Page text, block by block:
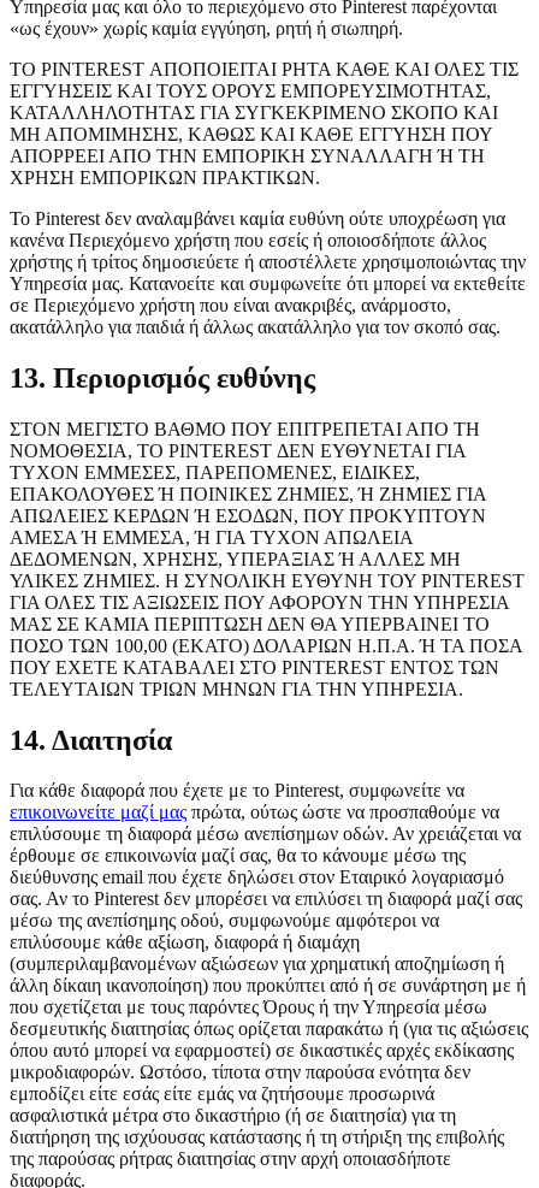
Υπηρεσία μας και όλο το περιεχόμενο στο Pinterest παρέχονται
«ως έχουν» χωρίς καμία εγγύηση, ρητή ή σιωπηρή.
ΤΟ PINTEREST ΑΠΟΠΟΙΕΙΤΑΙ ΡΗΤΑ ΚΑΘΕ ΚΑΙ ΟΛΕΣ ΤΙΣ
ΕΓΓΥΗΣΕΙΣ ΚΑΙ ΤΟΥΣ ΟΡΟΥΣ ΕΜΠΟΡΕΥΣΙΜΟΤΗΤΑΣ,
ΚΑΤΑΛΛΗΛΟΤΗΤΑΣ ΓΙΑ ΣΥΓΚΕΚΡΙΜΕΝΟ ΣΚΟΠΟ ΚΑΙ
ΜΗ ΑΠΟΜΙΜΗΣΗΣ, ΚΑΘΩΣ ΚΑΙ ΚΑΘΕ ΕΓΓΥΗΣΗ ΠΟΥ
ΑΠΟΡΡΕΕΙ ΑΠΟ ΤΗΝ ΕΜΠΟΡΙΚΗ ΣΥΝΑΛΛΑΓΗ Ή ΤΗ
ΧΡΗΣΗ ΕΜΠΟΡΙΚΩΝ ΠΡΑΚΤΙΚΩΝ.
Το Pinterest δεν αναλαμβάνει καμία ευθύνη ούτε υποχρέωση για
κανένα Περιεχόμενο χρήστη που εσείς ή οποιοσδήποτε άλλος
χρήστης ή τρίτος δημοσιεύετε ή αποστέλλετε χρησιμοποιώντας την
Υπηρεσία μας. Κατανοείτε και συμφωνείτε ότι μπορεί να εκτεθείτε
σε Περιεχόμενο χρήστη που είναι ανακριβές, ανάρμοστο,
ακατάλληλο για παιδιά ή άλλως ακατάλληλο για τον σκοπό σας.
13. Περιορισμός ευθύνης
ΣΤΟΝ ΜΕΓΙΣΤΟ ΒΑΘΜΟ ΠΟΥ ΕΠΙΤΡΕΠΕΤΑΙ ΑΠΟ ΤΗ
ΝΟΜΟΘΕΣΙΑ, ΤΟ PINTEREST ΔΕΝ ΕΥΘΥΝΕΤΑΙ ΓΙΑ
ΤΥΧΟΝ ΕΜΜΕΣΕΣ, ΠΑΡΕΠΟΜΕΝΕΣ, ΕΙΔΙΚΕΣ,
ΕΠΑΚΟΛΟΥΘΕΣ Ή ΠΟΙΝΙΚΕΣ ΖΗΜΙΕΣ, Ή ΖΗΜΙΕΣ ΓΙΑ
ΑΠΩΛΕΙΕΣ ΚΕΡΔΩΝ Ή ΕΣΟΔΩΝ, ΠΟΥ ΠΡΟΚΥΠΤΟΥΝ
ΑΜΕΣΑ Ή ΕΜΜΕΣΑ, Ή ΓΙΑ ΤΥΧΟΝ ΑΠΩΛΕΙΑ
ΔΕΔΟΜΕΝΩΝ, ΧΡΗΣΗΣ, ΥΠΕΡΑΞΙΑΣ Ή ΑΛΛΕΣ ΜΗ
ΥΛΙΚΕΣ ΖΗΜΙΕΣ. Η ΣΥΝΟΛΙΚΗ ΕΥΘΥΝΗ ΤΟΥ PINTEREST
ΓΙΑ ΟΛΕΣ ΤΙΣ ΑΞΙΩΣΕΙΣ ΠΟΥ ΑΦΟΡΟΥΝ ΤΗΝ ΥΠΗΡΕΣΙΑ
ΜΑΣ ΣΕ ΚΑΜΙΑ ΠΕΡΙΠΤΩΣΗ ΔΕΝ ΘΑ ΥΠΕΡΒΑΙΝΕΙ ΤΟ
ΠΟΣΟ ΤΩΝ 100,00 (ΕΚΑΤΟ) ΔΟΛΑΡΙΩΝ Η.Π.Α. Ή ΤΑ ΠΟΣΑ
ΠΟΥ ΕΧΕΤΕ ΚΑΤΑΒΑΛΕΙ ΣΤΟ PINTEREST ΕΝΤΟΣ ΤΩΝ
ΤΕΛΕΥΤΑΙΩΝ ΤΡΙΩΝ ΜΗΝΩΝ ΓΙΑ ΤΗΝ ΥΠΗΡΕΣΙΑ.
14. Διαιτησία
Για κάθε διαφορά που έχετε με το Pinterest, συμφωνείτε να
επικοινωνείτε μαζί μας πρώτα, ούτως ώστε να προσπαθούμε να
επιλύσουμε τη διαφορά μέσω ανεπίσημων οδών. Αν χρειάζεται να
έρθουμε σε επικοινωνία μαζί σας, θα το κάνουμε μέσω της
διεύθυνσης email που έχετε δηλώσει στον Εταιρικό λογαριασμό
σας. Αν το Pinterest δεν μπορέσει να επιλύσει τη διαφορά μαζί σας
μέσω της ανεπίσημης οδού, συμφωνούμε αμφότεροι να
επιλύσουμε κάθε αξίωση, διαφορά ή διαμάχη
(συμπεριλαμβανομένων αξιώσεων για χρηματική αποζημίωση ή
άλλη δίκαιη ικανοποίηση) που προκύπτει από ή σε συνάρτηση με ή
που σχετίζεται με τους παρόντες Όρους ή την Υπηρεσία μέσω
δεσμευτικής διαιτησίας όπως ορίζεται παρακάτω ή (για τις αξιώσεις
όπου αυτό μπορεί να εφαρμοστεί) σε δικαστικές αρχές εκδίκασης
μικροδιαφορών. Ωστόσο, τίποτα στην παρούσα ενότητα δεν
εμποδίζει είτε εσάς είτε εμάς να ζητήσουμε προσωρινά
ασφαλιστικά μέτρα στο δικαστήριο (ή σε διαιτησία) για τη
διατήρηση της ισχύουσας κατάστασης ή τη στήριξη της επιβολής
της παρούσας ρήτρας διαιτησίας στην αρχή οποιασδήποτε
διαφοράς.